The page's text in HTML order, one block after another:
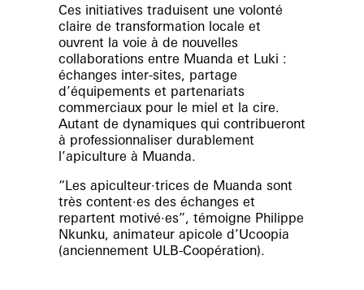
Ces initiatives traduisent une volonté
claire de transformation locale et
ouvrent la voie à de nouvelles
collaborations entre Muanda et Luki :
échanges inter-sites, partage
d’équipements et partenariats
commerciaux pour le miel et la cire.
Autant de dynamiques qui contribueront
à professionnaliser durablement
l’apiculture à Muanda.
“Les apiculteur·trices de Muanda sont
très content·es des échanges et
repartent motivé·es”, témoigne Philippe
Nkunku, animateur apicole d’Ucoopia
(anciennement ULB-Coopération).